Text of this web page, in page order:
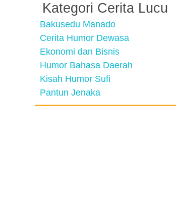
Kategori Cerita Lucu
Bakusedu Manado
Cerita Humor Dewasa
Ekonomi dan Bisnis
Humor Bahasa Daerah
Kisah Humor Sufi
Pantun Jenaka